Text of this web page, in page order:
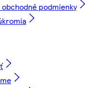
obchodné podmienky